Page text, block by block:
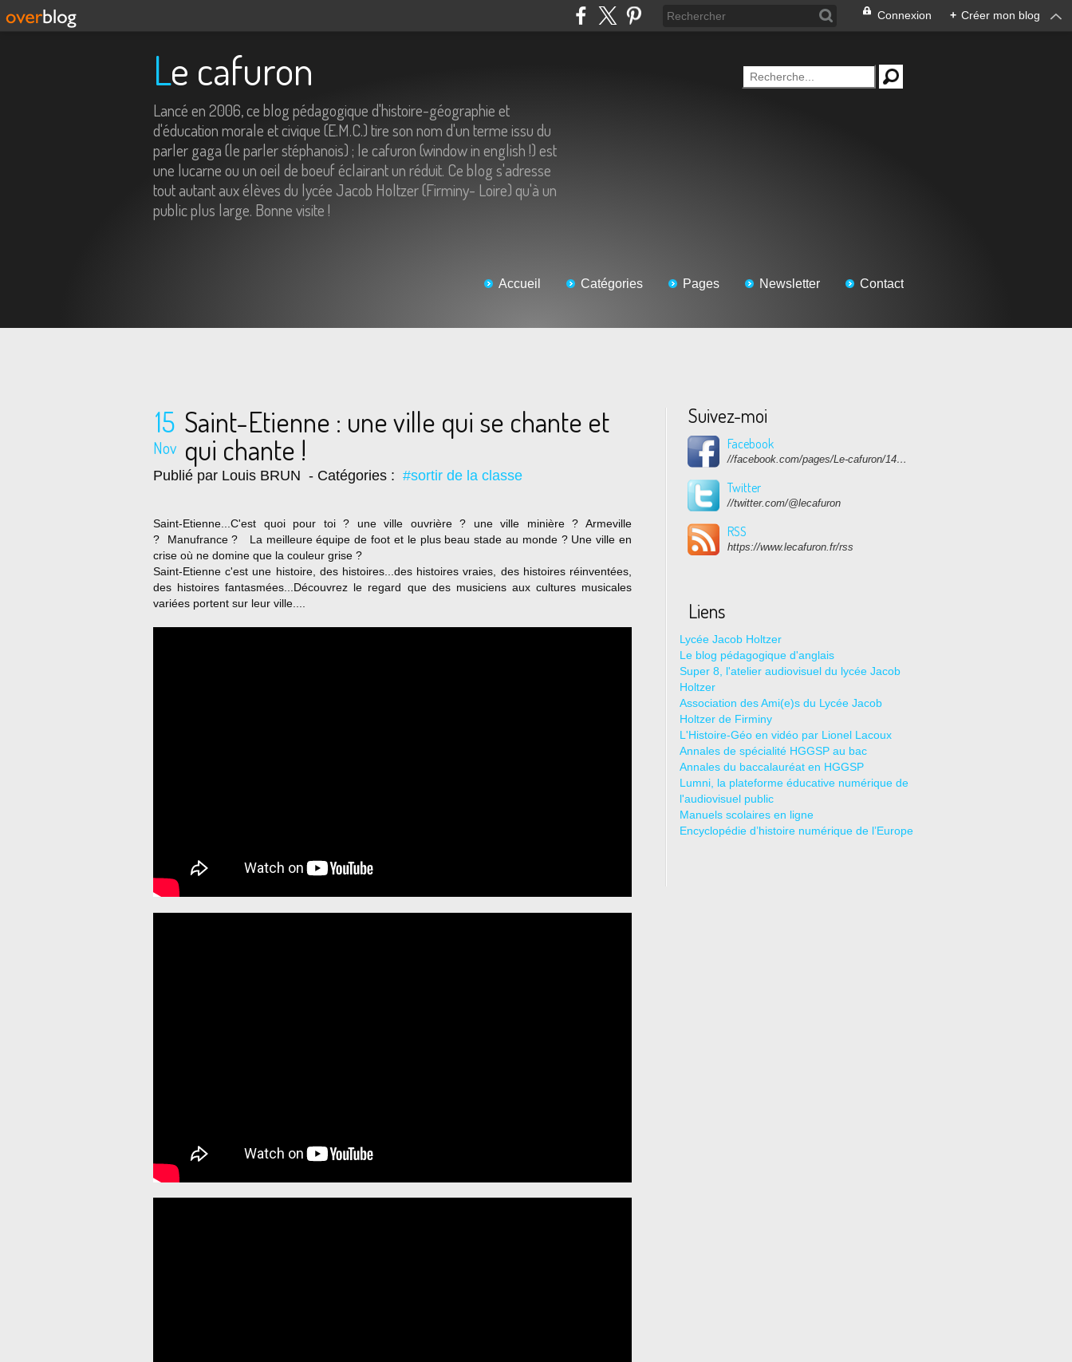
Connexion + Créer mon blog
Le cafuron
Lancé en 2006, ce blog pédagogique d'histoire-géographie et
d'éducation morale et civique (E.M.C.) tire son nom d'un terme issu du
parler gaga (le parler stéphanois) ; le cafuron (window in english !) est
une lucarne ou un oeil de boeuf éclairant un réduit. Ce blog s'adresse
tout autant aux élèves du lycée Jacob Holtzer (Firminy- Loire) qu'à un
public plus large. Bonne visite !
Accueil Catégories Pages Newsletter Contact
15
Nov
Saint-Etienne : une ville qui se chante et
qui chante !
Publié par Louis BRUN - Catégories : #sortir de la classe
Saint-Etienne...C'est quoi pour toi ? une ville ouvrière ? une ville minière ? Armeville
? Manufrance ? La meilleure équipe de foot et le plus beau stade au monde ? Une ville en
crise où ne domine que la couleur grise ?
Saint-Etienne c'est une histoire, des histoires...des histoires vraies, des histoires réinventées,
des histoires fantasmées...Découvrez le regard que des musiciens aux cultures musicales
variées portent sur leur ville....
Suivez-moi
Facebook
//facebook.com/pages/Le-cafuron/1415682768741632
Twitter
//twitter.com/@lecafuron
RSS
https://www.lecafuron.fr/rss
Liens
Lycée Jacob Holtzer
Le blog pédagogique d'anglais
Super 8, l'atelier audiovisuel du lycée Jacob
Holtzer
Association des Ami(e)s du Lycée Jacob
Holtzer de Firminy
L'Histoire-Géo en vidéo par Lionel Lacoux
Annales de spécialité HGGSP au bac
Annales du baccalauréat en HGGSP
Lumni, la plateforme éducative numérique de
l'audiovisuel public
Manuels scolaires en ligne
Encyclopédie d’histoire numérique de l’Europe